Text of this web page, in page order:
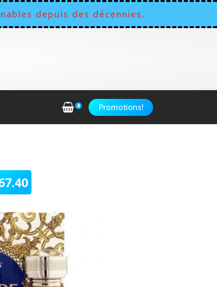
depuis des décennies.
0 Promotions!